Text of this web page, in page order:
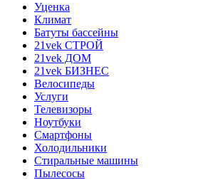
Уценка
Климат
Батуты бассейны
21vek СТРОЙ
21vek ДОМ
21vek БИЗНЕС
Велосипеды
Услуги
Телевизоры
Ноутбуки
Смартфоны
Холодильники
Стиральные машины
Пылесосы